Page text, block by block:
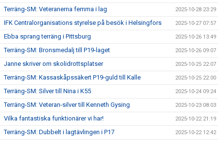
Terräng-SM: Veteranerna femma i lag 2025-10-28 23:29
IFK Centralorganisations styrelse på besök i Helsingfors 2025-10-27 07:57
Ebba sprang terräng i Pittsburg 2025-10-26 13:49
Terräng-SM: Bronsmedalj till P19-laget 2025-10-26 09:07
Janne skriver om skolidrottsplatser 2025-10-25 22:07
Terräng-SM: Kassaskåpssäkert P19-guld till Kalle 2025-10-25 22:00
Terräng-SM: Silver till Nina i K55 2025-10-24 09:24
Terräng-SM: Veteran-silver till Kenneth Gysing 2025-10-23 08:03
Vilka fantastiska funktionärer vi har! 2025-10-22 21:19
Terräng-SM: Dubbelt i lagtävlingen i P17 2025-10-22 12:42